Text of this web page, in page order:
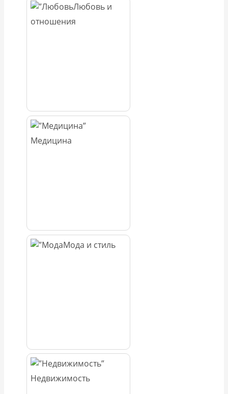
Любовь и
отношения
Медицина
Мода и стиль
Недвижимость